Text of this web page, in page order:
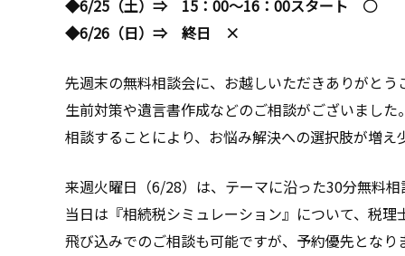
◆6/25（土）⇒ 15：00～16：00スタート ○
◆6/26（日）⇒ 終日 ×
先週末の無料相談会に、お越しいただきありがとう
生前対策や遺言書作成などのご相談がございました。
相談することにより、お悩み解決への選択肢が増え
来週火曜日（6/28）は、テーマに沿った30分無料相
当日は『相続税シミュレーション』について、税理
飛び込みでのご相談も可能ですが、予約優先となり